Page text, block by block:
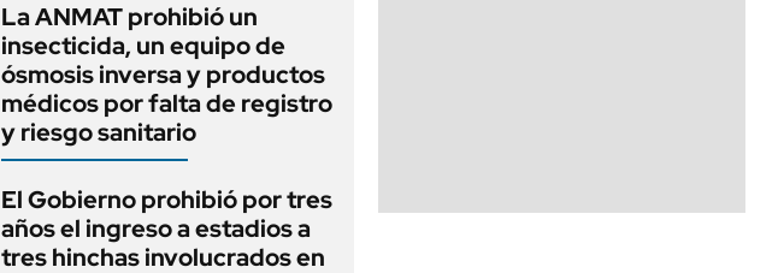
La ANMAT prohibió un
insecticida, un equipo de
ósmosis inversa y productos
médicos por falta de registro
y riesgo sanitario
El Gobierno prohibió por tres
años el ingreso a estadios a
tres hinchas involucrados en